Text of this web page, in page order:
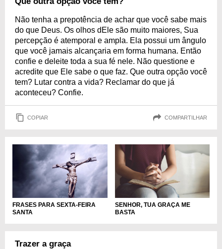
Não tenha a prepotência de achar que você sabe mais
do que Deus. Os olhos dEle são muito maiores, Sua
percepção é atemporal e ampla. Ela possui um ângulo
que você jamais alcançaria em forma humana. Então
confie e deleite toda a sua fé nele. Não questione e
acredite que Ele sabe o que faz. Que outra opção você
tem? Lutar contra a vida? Reclamar do que já
aconteceu? Confie.
COPIAR COMPARTILHAR
FRASES PARA SEXTA-FEIRA
SANTA
SENHOR, TUA GRAÇA ME
BASTA
Trazer a graça